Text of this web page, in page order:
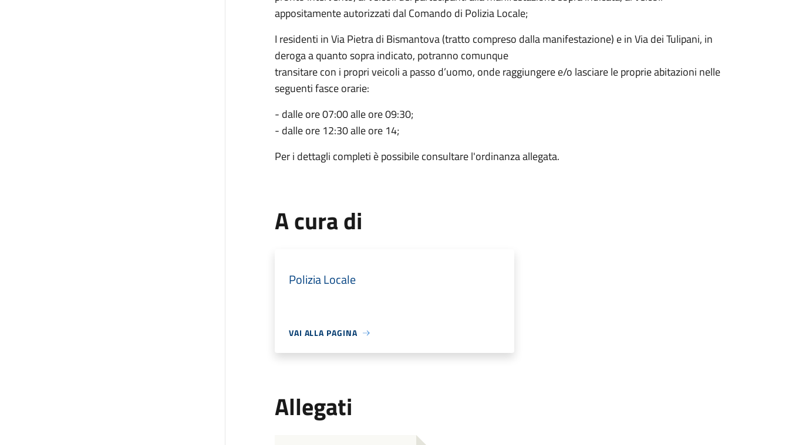
appositamente autorizzati dal Comando di Polizia Locale;
I residenti in Via Pietra di Bismantova (tratto compreso dalla manifestazione) e in Via dei Tulipani, in
deroga a quanto sopra indicato, potranno comunque
transitare con i propri veicoli a passo d’uomo, onde raggiungere e/o lasciare le proprie abitazioni nelle
seguenti fasce orarie:
- dalle ore 07:00 alle ore 09:30;
- dalle ore 12:30 alle ore 14;
Per i dettagli completi è possibile consultare l'ordinanza allegata.
A cura di
Polizia Locale
VAI ALLA PAGINA
Allegati